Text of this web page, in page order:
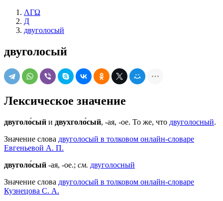
ΛΓΩ
Д
двуголосый
двуголосый
Лексическое значение
двуголо́сый и двухголо́сый, -ая, -ое. То же, что двуголосный.
Значение слова двуголосый в толковом онлайн-словаре
Евгеньевой А. П.
двуголо́сый -ая, -ое.; см. двуголосный
Значение слова двуголосый в толковом онлайн-словаре
Кузнецова С. А.